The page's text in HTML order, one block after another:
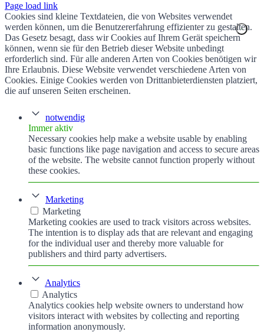
Page load link
Cookies sind kleine Textdateien, die von Websites verwendet
werden können, um die Benutzererfahrung effizienter zu gestalten.
Das Gesetz besagt, dass wir Cookies auf Ihrem Gerät speichern
können, wenn sie für den Betrieb dieser Website unbedingt
erforderlich sind. Für alle anderen Arten von Cookies benötigen wir
Ihre Erlaubnis. Diese Website verwendet verschiedene Arten von
Cookies. Einige Cookies werden von Drittanbieterdiensten platziert,
die auf unseren Seiten erscheinen.
notwendig
Immer aktiv
Necessary cookies help make a website usable by enabling
basic functions like page navigation and access to secure areas
of the website. The website cannot function properly without
these cookies.
Marketing
Marketing
Marketing cookies are used to track visitors across websites.
The intention is to display ads that are relevant and engaging
for the individual user and thereby more valuable for
publishers and third party advertisers.
Analytics
Analytics
Analytics cookies help website owners to understand how
visitors interact with websites by collecting and reporting
information anonymously.